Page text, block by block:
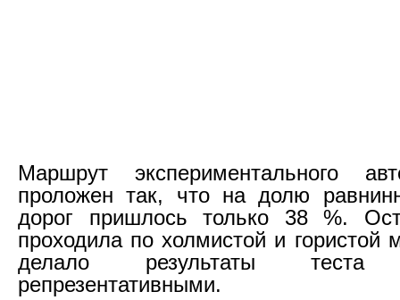
Маршрут экспериментального
проложен так, что на долю
дорог пришлось только 38 %.
проходила по холмистой и гористой
делало результаты теста
репрезентативными.